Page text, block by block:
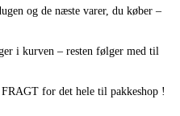
og de næste varer, du køber –
i kurven – resten følger med til
for det hele til pakkeshop !